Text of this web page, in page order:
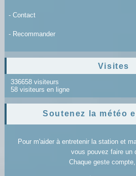
- Contact
- Recommander
Visites
336658 visiteurs
58 visiteurs en ligne
Soutenez la météo
Pour m'aider à entretenir la station et
vous pouvez faire un
Chaque geste